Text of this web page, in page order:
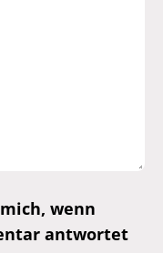
wenn
antwortet